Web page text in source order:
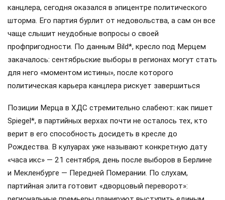
канцлера, сегодня оказался в эпицентре политического
шторма. Его партия бурлит от недовольства, а сам он все
чаще слышит неудобные вопросы о своей
профпригодности. По данным Bild*, кресло под Мерцем
закачалось: сентябрьские выборы в регионах могут стать
для него «моментом истины», после которого
политическая карьера канцлера рискует завершиться
Позиции Мерца в ХДС стремительно слабеют: как пишет
Spiegel*, в партийных верхах почти не осталось тех, кто
верит в его способность досидеть в кресле до
Рождества. В кулуарах уже называют конкретную дату
«часа икс» — 21 сентября, день после выборов в Берлине
и Мекленбурге — Передней Померании. По слухам,
партийная элита готовит «дворцовый переворот»: